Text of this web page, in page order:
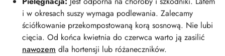
i w okresach suszy wymaga podlewania. Zalecamy
ściółkowanie przekompostowaną korą sosnową. Nie lubi
cięcia. Od końca kwietnia do czerwca warto ją zasilić
nawozem dla hortensji lub różaneczników.